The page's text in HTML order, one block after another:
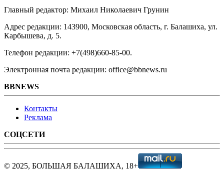
Главный редактор: Михаил Николаевич Грунин
Адрес редакции: 143900, Московская область, г. Балашиха, ул.
Карбышева, д. 5.
Телефон редакции: +7(498)660-85-00.
Электронная почта редакции: office@bbnews.ru
BBNEWS
Контакты
Реклама
СОЦСЕТИ
© 2025, БОЛЬШАЯ БАЛАШИХА, 18+